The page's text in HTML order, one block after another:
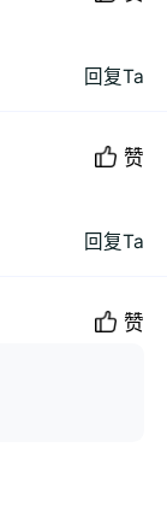
回复Ta
赞
回复Ta
赞